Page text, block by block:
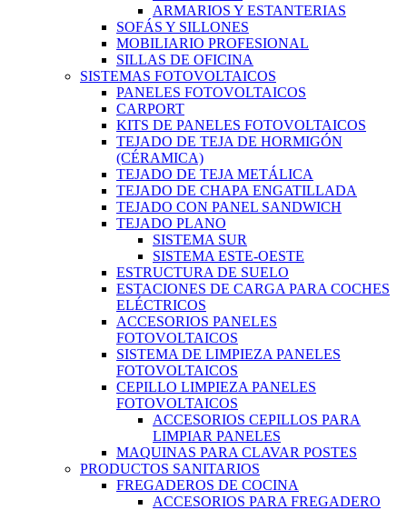
ARMARIOS Y ESTANTERIAS
SOFÁS Y SILLONES
MOBILIARIO PROFESIONAL
SILLAS DE OFICINA
SISTEMAS FOTOVOLTAICOS
PANELES FOTOVOLTAICOS
CARPORT
KITS DE PANELES FOTOVOLTAICOS
TEJADO DE TEJA DE HORMIGÓN
(CÉRAMICA)
TEJADO DE TEJA METÁLICA
TEJADO DE CHAPA ENGATILLADA
TEJADO CON PANEL SANDWICH
TEJADO PLANO
SISTEMA SUR
SISTEMA ESTE-OESTE
ESTRUCTURA DE SUELO
ESTACIONES DE CARGA PARA COCHES
ELÉCTRICOS
ACCESORIOS PANELES
FOTOVOLTAICOS
SISTEMA DE LIMPIEZA PANELES
FOTOVOLTAICOS
CEPILLO LIMPIEZA PANELES
FOTOVOLTAICOS
ACCESORIOS CEPILLOS PARA
LIMPIAR PANELES
MAQUINAS PARA CLAVAR POSTES
PRODUCTOS SANITARIOS
FREGADEROS DE COCINA
ACCESORIOS PARA FREGADERO